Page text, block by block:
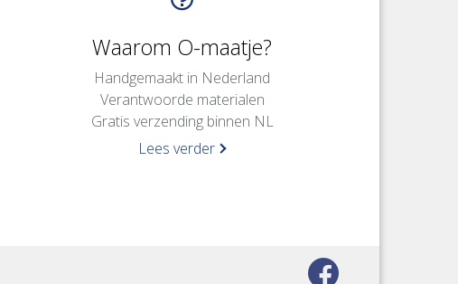
Waarom O-maatje?
Handgemaakt in Nederland
Verantwoorde materialen
Gratis verzending binnen NL
Lees verder